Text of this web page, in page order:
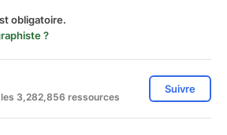
obligatoire.
?
3,282,856 ressources
Suivre